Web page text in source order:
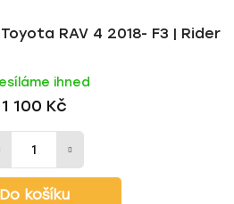
RAV 4 2018- F3 | Rider
ihned
1 100 Kč
Do košíku